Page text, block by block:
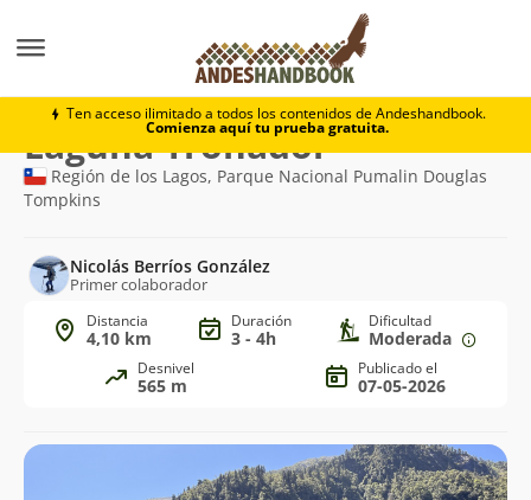
Ten acceso ilimitado a todos los contenidos de Andeshandbook.
Comienza aquí tu prueba gratuita.
Laguna Tronador
Ruta
de
trekking
Laguna Tronador
Región de los Lagos, Parque Nacional Pumalin Douglas
Tompkins
Nicolás Berríos González
Primer colaborador
Distancia
4,10 km
Duración
3 - 4h
Dificultad
Moderada
Desnivel
565 m
Publicado el
07-05-2026